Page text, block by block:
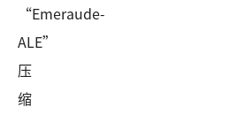
“Emeraude-
ALE”
压
缩